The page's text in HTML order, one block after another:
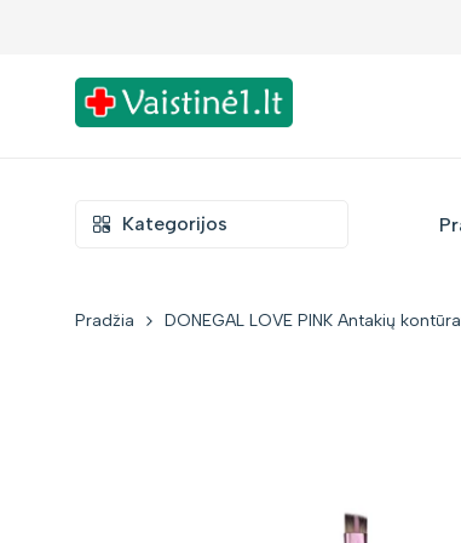
Kategorijos
Pradžia DONEGAL LOVE PINK Antakių